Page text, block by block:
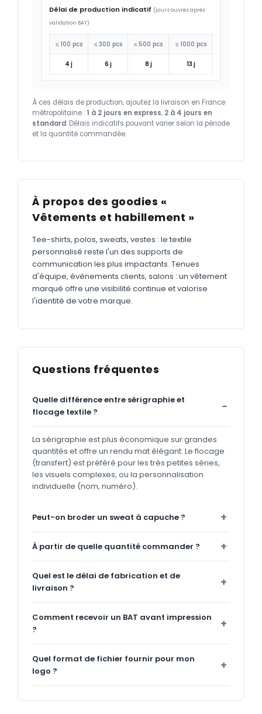
Délai de production indicatif (jours ouvrés après
validation BAT)
≤ 100 pcs ≤ 300 pcs ≤ 500 pcs ≤ 1000 pcs
4 j 6 j 8 j 13 j
À ces délais de production, ajoutez la livraison en France
métropolitaine : 1 à 2 jours en express, 2 à 4 jours en
standard. Délais indicatifs pouvant varier selon la période
et la quantité commandée.
À propos des goodies «
Vêtements et habillement »
Tee-shirts, polos, sweats, vestes : le textile
personnalisé reste l'un des supports de
communication les plus impactants. Tenues
d'équipe, événements clients, salons : un vêtement
marqué offre une visibilité continue et valorise
l'identité de votre marque.
Questions fréquentes
Quelle différence entre sérigraphie et
flocage textile ?
La sérigraphie est plus économique sur grandes
quantités et offre un rendu mat élégant. Le flocage
(transfert) est préféré pour les très petites séries,
les visuels complexes, ou la personnalisation
individuelle (nom, numéro).
Peut-on broder un sweat à capuche ?
À partir de quelle quantité commander ?
Quel est le délai de fabrication et de
livraison ?
Comment recevoir un BAT avant impression
?
Quel format de fichier fournir pour mon
logo ?